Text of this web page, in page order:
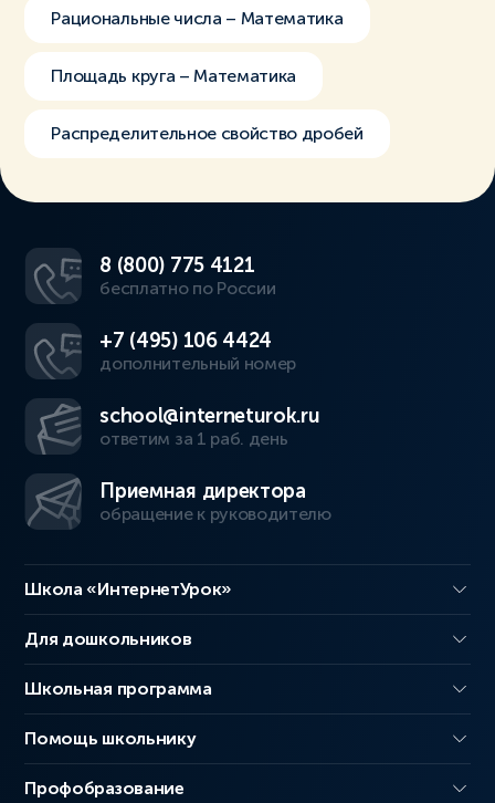
Рациональные числа – Математика
Площадь круга – Математика
Распределительное свойство дробей
8 (800) 775 4121
бесплатно по России
+7 (495) 106 4424
дополнительный номер
school@interneturok.ru
ответим за 1 раб. день
Приемная директора
обращение к руководителю
Школа «ИнтернетУрок»
Для дошкольников
Школьная программа
Помощь школьнику
Профобразование